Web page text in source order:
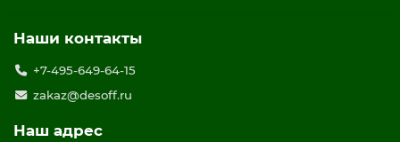
цвет дуб гладстоун / антрацит премиум / дуб гладстоун
Наши контакты
+7-495-649-64-15
zakaz@desoff.ru
Наш адрес